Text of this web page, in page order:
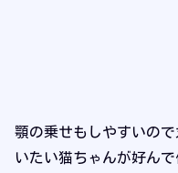
顎の乗せもしやすいの
いたい猫ちゃんが好ん